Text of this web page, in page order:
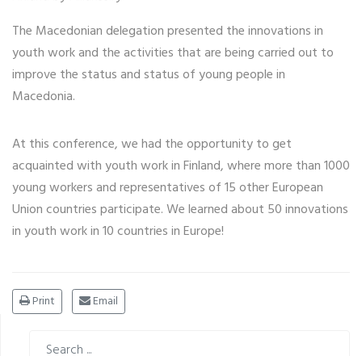
The Macedonian delegation presented the innovations in
youth work and the activities that are being carried out to
improve the status and status of young people in
Macedonia.
At this conference, we had the opportunity to get
acquainted with youth work in Finland, where more than 1000
young workers and representatives of 15 other European
Union countries participate. We learned about 50 innovations
in youth work in 10 countries in Europe!
Print Email